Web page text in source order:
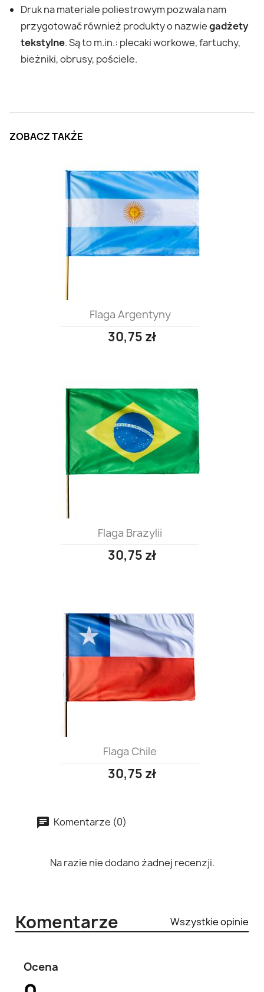
Druk na materiale poliestrowym pozwala nam
przygotować również produkty o nazwiegadżety
tekstylne. Są to m.in.: plecaki workowe, fartuchy,
bieżniki, obrusy, pościele.
ZOBACZ TAKŻE
Flaga Argentyny
30,75 zł
Flaga Brazylii
30,75 zł
Flaga Chile
30,75 zł
Komentarze (0)
Na razie nie dodano żadnej recenzji.
Komentarze Wszystkie opinie
Ocena